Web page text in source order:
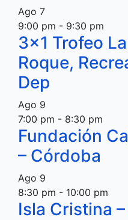
Ago 7
9:00 pm - 9:30 pm
3×1 Trofeo
Roque,
Dep
Ago 9
7:00 pm - 8:30 pm
Fundación
– Córdoba
Ago 9
8:30 pm - 10:00 pm
Isla Cristina